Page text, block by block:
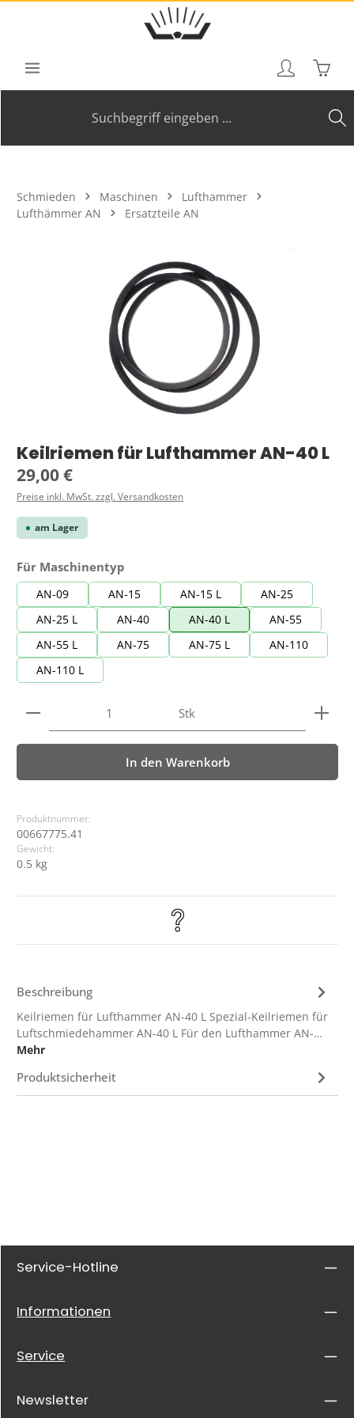
Zum Hauptinhalt springen
Schmieden Maschinen
Lufthammer
Lufthämmer AN
Ersatzteile AN
Keilriemen für Lufthammer AN-40 L
Regulärer Preis:
29,00 €
Preise inkl. MwSt. zzgl. Versandkosten
am Lager
Für Maschinentyp
AN-09 AN-15 AN-15 L
AN-25
AN-25 L
AN-40 AN-40 L
AN-55
AN-55 L
AN-75 AN-75 L
AN-110
AN-110 L
Produkt Anzahl: Gib den gewünschten Wert ein
Stk
In den Warenkorb
Produktnummer:
00667775.41
Gewicht:
0.5 kg
Beschreibung
Keilriemen für Lufthammer AN-40 L Spezial-Keilriemen für
Luftschmiedehammer AN-40 L Für den Lufthammer AN-…
Mehr
Produktsicherheit
Service-Hotline
Informationen
Service
Newsletter